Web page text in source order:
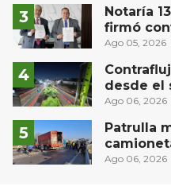
Notaría
firmó
Privada
Ago 05, 2026
desde el
compleja
Ago 06, 2026
Patrulla
en la
Ago 06, 2026